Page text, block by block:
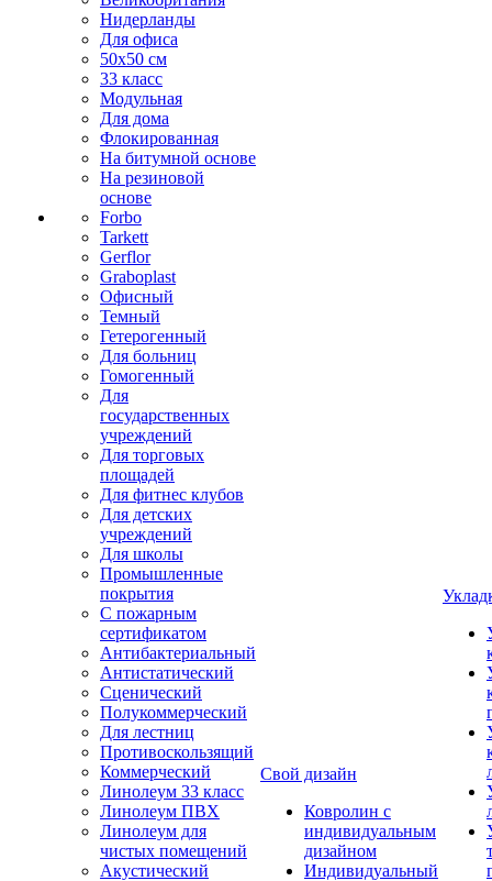
Нидерланды
Для офиса
50х50 см
33 класс
Модульная
Для дома
Флокированная
На битумной основе
На резиновой
основе
Forbo
Tarkett
Gerflor
Graboplast
Офисный
Темный
Гетерогенный
Для больниц
Гомогенный
Для
государственных
учреждений
Для торговых
площадей
Для фитнес клубов
Для детских
учреждений
Для школы
Промышленные
покрытия
С пожарным
сертификатом
Антибактериальный
Антистатический
Сценический
Полукоммерческий
Для лестниц
Противоскользящий
Коммерческий
Линолеум 33 класс
Линолеум ПВХ
Линолеум для
чистых помещений
Акустический
Свой дизайн
Ковролин с
индивидуальным
дизайном
Индивидуальный